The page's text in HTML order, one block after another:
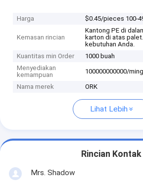
Harga $0.45/pieces 100-
Kemasan rincian
Kantong PE di
karton di atas
kebutuhan Anda.
Kuantitas min Order
1000 buah
Menyediakan
kemampuan
100000000000/
Nama merek ORK
Lihat Lebih
Rincian Kontak
Mrs. Shadow